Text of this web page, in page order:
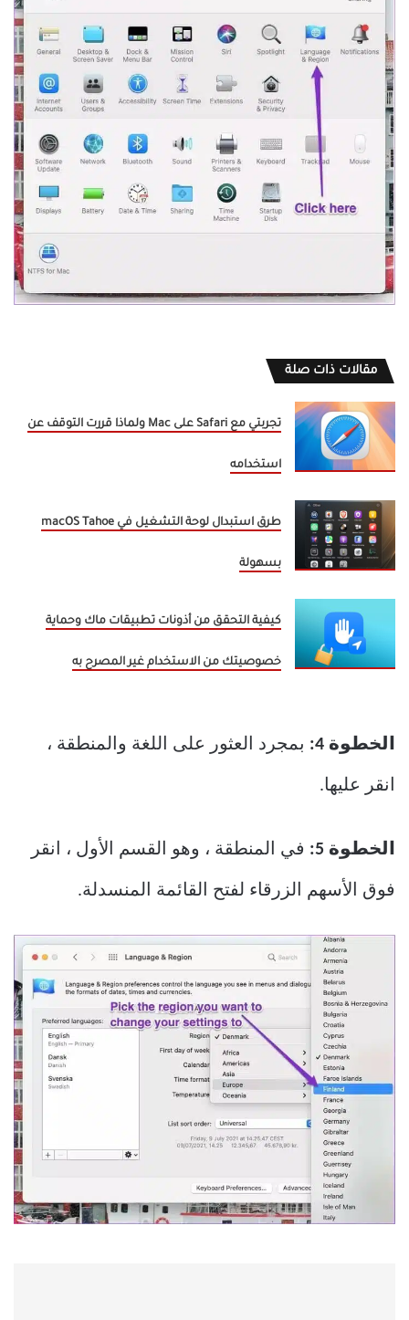
مقالات ذات صلة
تجربتي مع Safari على Mac ولماذا قررت التوقف عن
استخدامه
طرق استبدال لوحة التشغيل في macOS Tahoe
بسهولة
كيفية التحقق من أذونات تطبيقات ماك وحماية
خصوصيتك من الاستخدام غير المصرح به
الخطوة 4: بمجرد العثور على اللغة والمنطقة ،
انقر عليها.
الخطوة 5: في المنطقة ، وهو القسم الأول ، انقر
فوق الأسهم الزرقاء لفتح القائمة المنسدلة.